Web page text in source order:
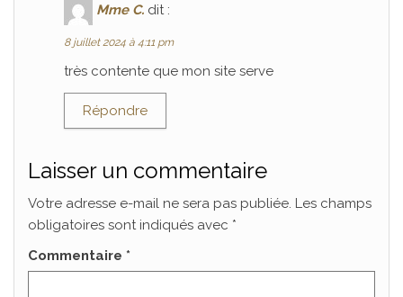
Mme C. dit :
8 juillet 2024 à 4:11 pm
très contente que mon site serve
Répondre
Laisser un commentaire
Votre adresse e-mail ne sera pas publiée. Les champs
obligatoires sont indiqués avec *
Commentaire *